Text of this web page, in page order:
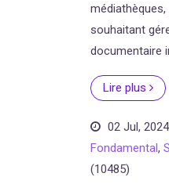
souhaitant
documentaire
Lire plus
02 Jul, 2024
Fondamental,
(10485)